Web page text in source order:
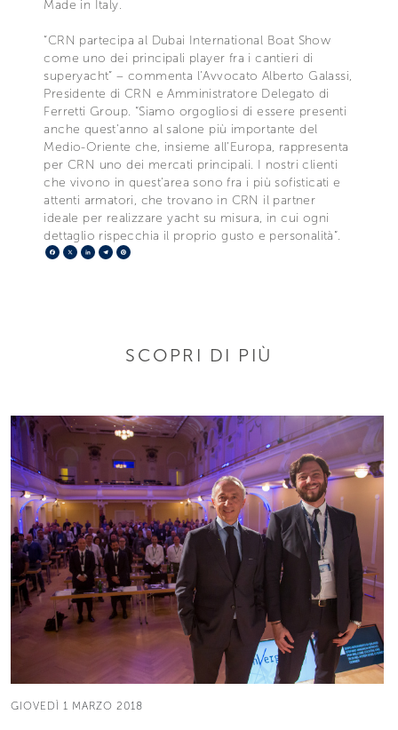
Made in Italy.
“CRN partecipa al Dubai International Boat Show
come uno dei principali player fra i cantieri di
superyacht” – commenta l’Avvocato Alberto Galassi,
Presidente di CRN e Amministratore Delegato di
Ferretti Group. “Siamo orgogliosi di essere presenti
anche quest’anno al salone più importante del
Medio-Oriente che, insieme all’Europa, rappresenta
per CRN uno dei mercati principali. I nostri clienti
che vivono in quest’area sono fra i più sofisticati e
attenti armatori, che trovano in CRN il partner
ideale per realizzare yacht su misura, in cui ogni
dettaglio rispecchia il proprio gusto e personalità”.
Facebook
X LinkedIn
Telegram
SCOPRI DI PIÙ
GIOVEDÌ 1 MARZO 2018